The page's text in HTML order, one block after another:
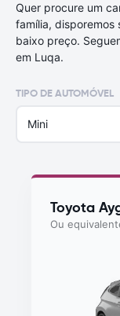
Quer procure um
família, disporemos
baixo preço.
em Luqa.
TIPO DE AUTOMÓVEL
Mini
Toyota
Ou